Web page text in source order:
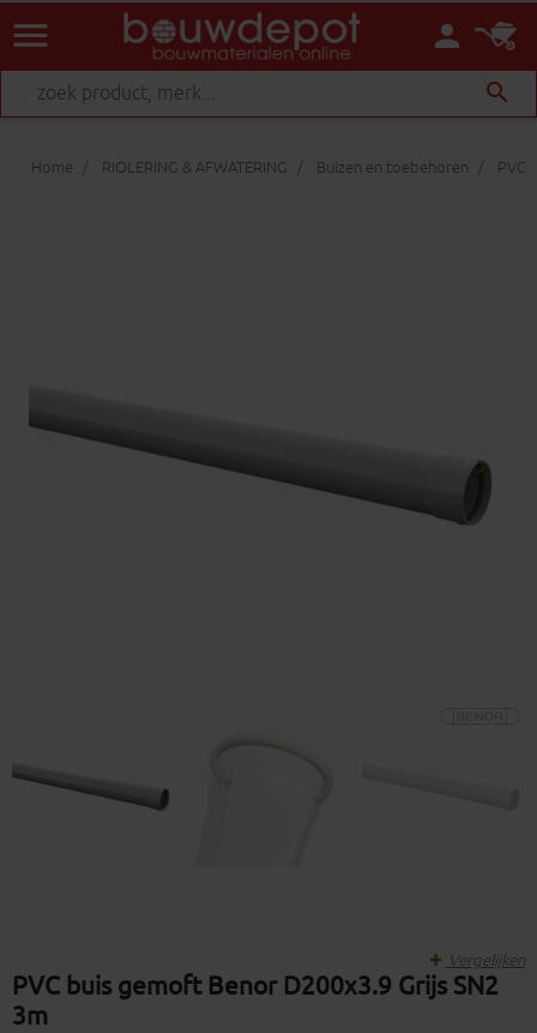
person
menu
search
Home RIOLERING & AFWATERING Buizen en toebehoren PVC
keyboard_arrow_right
PVC buis gemoft Benor D200x3.9 Grijs SN2
3m
Vergelijken